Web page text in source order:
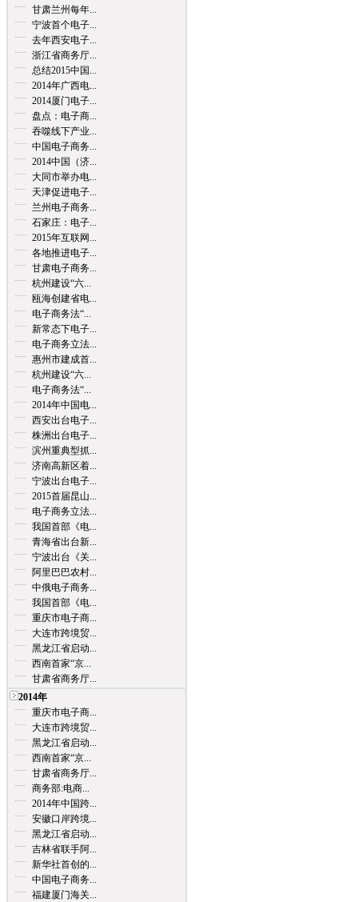
甘肃兰州每年...
宁波首个电子...
去年西安电子...
浙江省商务厅...
总结2015中国...
2014年广西电...
2014厦门电子...
盘点：电子商...
吞噬线下产业...
中国电子商务...
2014中国（济...
大同市举办电...
天津促进电子...
兰州电子商务...
石家庄：电子...
2015年互联网...
各地推进电子...
甘肃电子商务...
杭州建设“六...
瓯海创建省电...
电子商务法“...
新常态下电子...
电子商务立法...
惠州市建成首...
杭州建设“六...
电子商务法“...
2014年中国电...
西安出台电子...
株洲出台电子...
滨州重典型抓...
济南高新区着...
宁波出台电子...
2015首届昆山...
电子商务立法...
我国首部《电...
青海省出台新...
宁波出台《关...
阿里巴巴农村...
中俄电子商务...
我国首部《电...
重庆市电子商...
大连市跨境贸...
黑龙江省启动...
西南首家“京...
甘肃省商务厅...
2014年
重庆市电子商...
大连市跨境贸...
黑龙江省启动...
西南首家“京...
甘肃省商务厅...
商务部:电商...
2014年中国跨...
安徽口岸跨境...
黑龙江省启动...
吉林省联手阿...
新华社首创的...
中国电子商务...
福建厦门海关...